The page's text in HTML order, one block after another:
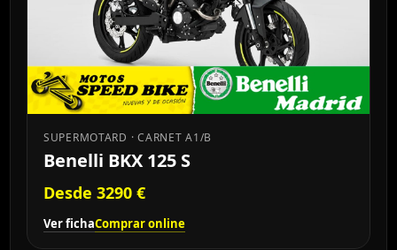
SUPERMOTARD · CARNET A1/B
Benelli BKX 125 S
Desde 3290 €
Ver fichaComprar online